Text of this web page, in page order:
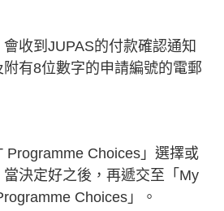
收到JUPAS的付款確認通知
附有8位數字的申請編號的電郵
Programme Choices」選擇或
當決定好之後，再遞交至「My
Choices」。